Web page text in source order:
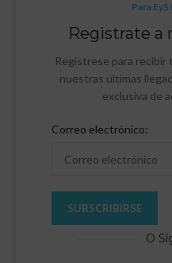
Para
Registrate a
Regístrese para recibir
nuestras últimas
exclusiva de
Correo electrónico:
O